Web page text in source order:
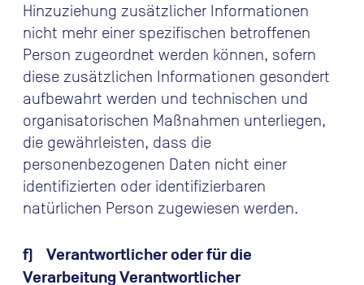
Hinzuziehung zusätzlicher Informationen
nicht mehr einer spezifischen betroffenen
Person zugeordnet werden können, sofern
diese zusätzlichen Informationen gesondert
aufbewahrt werden und technischen und
organisatorischen Maßnahmen unterliegen,
die gewährleisten, dass die
personenbezogenen Daten nicht einer
identifizierten oder identifizierbaren
natürlichen Person zugewiesen werden.
f) Verantwortlicher oder für die
Verarbeitung Verantwortlicher